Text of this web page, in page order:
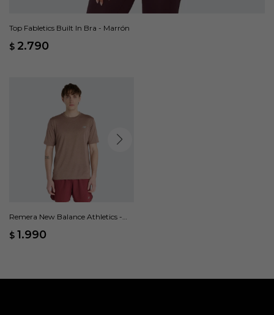
Top Fabletics Built In Bra - Marrón
$ 2.790
Remera New Balance Athletics -
$ 1.990